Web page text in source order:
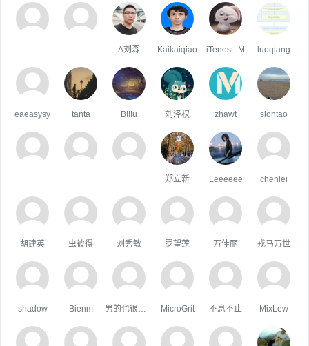
A刘森 Kaikaiqiao iTenest_M luoqiang
eaeasysy tanta BIIIu 刘泽权 zhawt siontao
郑立新 Leeeeee chenlei
胡建英 虫彼得 刘秀敏 罗望莲 万佳丽 戎马万世
shadow Bienm MicroGrit 不息不止 MixLew